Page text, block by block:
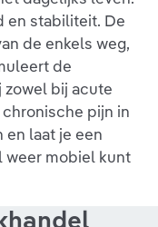
en stabiliteit. De
de enkels weg,
de
bij acute
pijn in
en laat je een
weer mobiel kunt